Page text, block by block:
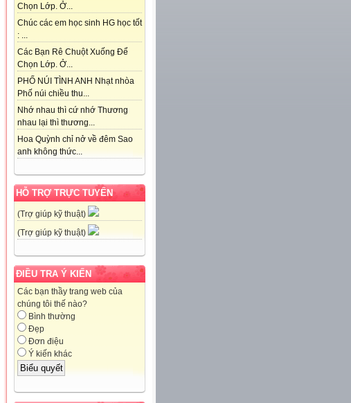
Chọn Lớp. Ở...
Chúc các em học sinh HG học tốt
: ...
Các Bạn Rê Chuột Xuống Để
Chọn Lớp. Ở...
PHỐ NÚI TÌNH ANH Nhạt nhòa
Phố núi chiều thu...
Nhớ nhau thì cứ nhớ Thương
nhau lại thì thương...
Hoa Quỳnh chỉ nở về đêm Sao
anh không thức...
HỖ TRỢ TRỰC TUYẾN
(Trợ giúp kỹ thuật)
(Trợ giúp kỹ thuật)
ĐIỀU TRA Ý KIẾN
Các bạn thầy trang web của
chúng tôi thế nào?
Bình thường
Đẹp
Đơn điệu
Ý kiến khác